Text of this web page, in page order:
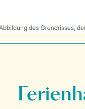
des Grundrisses,